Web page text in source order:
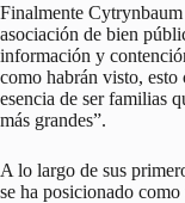
Finalmente
asociación de bien
información y
como habrán visto,
esencia de ser familias
más grandes”.
A lo largo de sus
se ha posicionado